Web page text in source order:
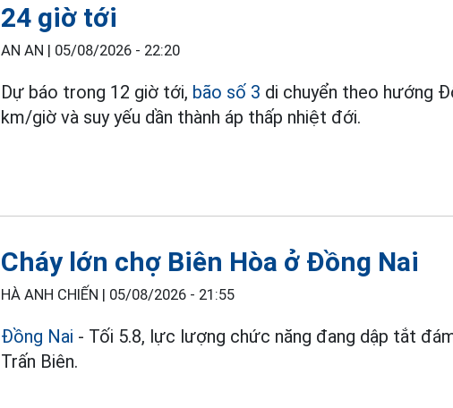
24 giờ tới
AN AN | 05/08/2026 - 22:20
Dự báo trong 12 giờ tới, bão số 3 di chuyển theo hướng
km/giờ và suy yếu dần thành áp thấp nhiệt đới.
Cháy lớn chợ Biên Hòa ở Đồng Nai
HÀ ANH CHIẾN | 05/08/2026 - 21:55
Đồng Nai - Tối 5.8, lực lượng chức năng đang dập tắt
Trấn Biên.